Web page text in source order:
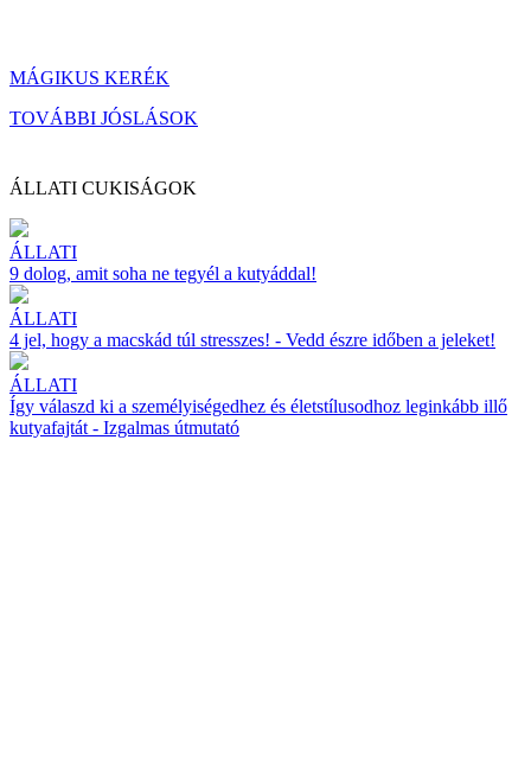
MÁGIKUS KERÉK
TOVÁBBI JÓSLÁSOK
ÁLLATI CUKISÁGOK
ÁLLATI
9 dolog, amit soha ne tegyél a kutyáddal!
ÁLLATI
4 jel, hogy a macskád túl stresszes! - Vedd észre időben a jeleket!
ÁLLATI
Így válaszd ki a személyiségedhez és életstílusodhoz leginkább illő
kutyafajtát - Izgalmas útmutató